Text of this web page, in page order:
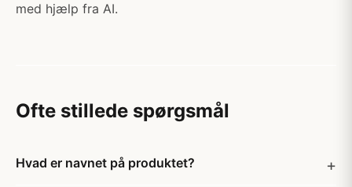
med hjælp fra AI.
Ofte stillede spørgsmål
Hvad er navnet på produktet?